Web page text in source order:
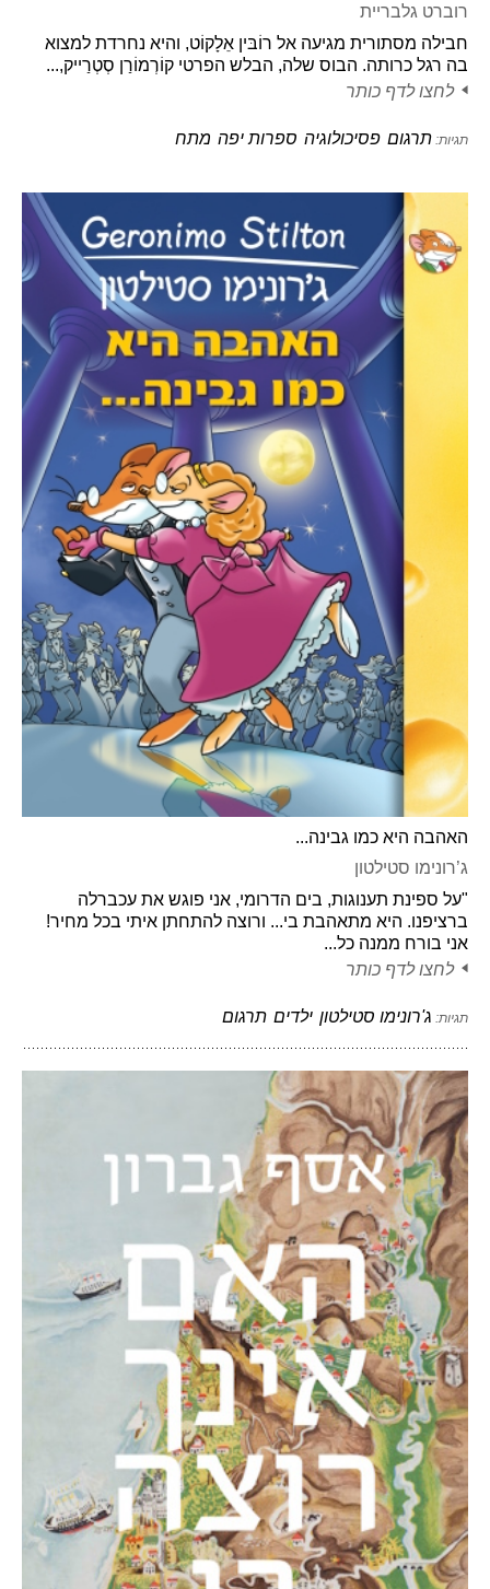
רוברט גלבריית
חבילה מסתורית מגיעה אל רוֹבּין אֵלָקוֹט, והיא נחרדת למצוא
בה רגל כרותה. הבוס שלה, הבלש הפרטי קוֹרְמוֹרַן סְטְרַייק,...
לחצו לדף כותר
תגיות: תרגום פסיכולוגיה ספרות יפה מתח
האהבה היא כמו גבינה...
ג’רונימו סטילטון
"על ספינת תענוגות, בים הדרומי, אני פוגש את עכברלה
ברציפנו. היא מתאהבת בי... ורוצה להתחתן איתי בכל מחיר!
אני בורח ממנה כל...
לחצו לדף כותר
תגיות: ג'רונימו סטילטון ילדים תרגום